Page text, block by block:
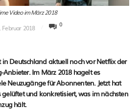
Video im März 2018
Februar 2018 0
Deutschland aktuell noch vor Netflix der
Im März 2018 hagelt es
Neuzugänge für Abonnenten. Jetzt hat
und konkretisiert, was im nächsten
hält.